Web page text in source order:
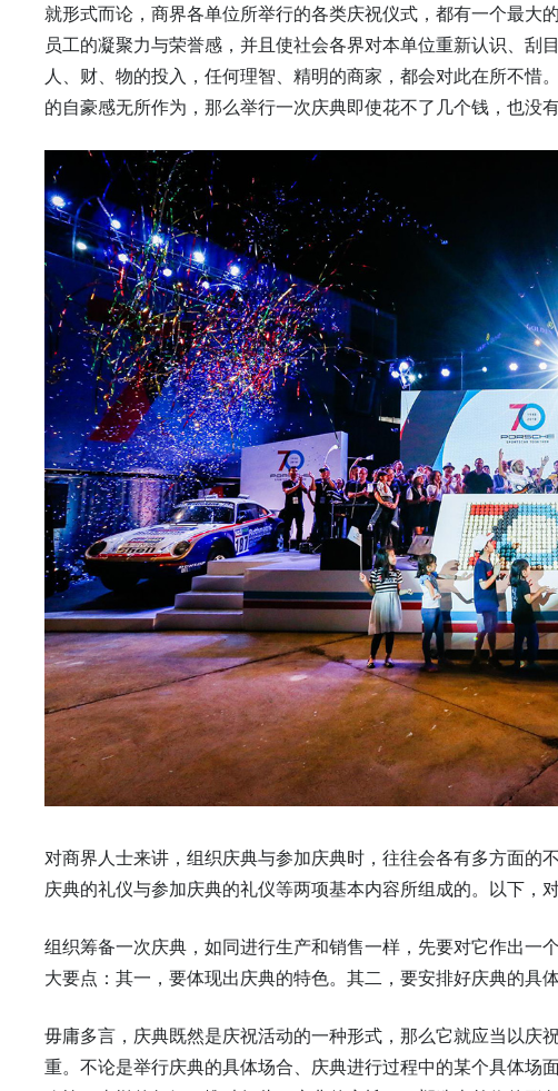
就形式而论，商界各单位所举行的各类庆祝仪式，都有一个最大
员工的凝聚力与荣誉感，并且使社会各界对本单位重新认识、
人、财、物的投入，任何理智、精明的商家，都会对此在所不惜
的自豪感无所作为，那么举行一次庆典即使花不了几个钱，也没
对商界人士来讲，组织庆典与参加庆典时，往往会各有多方面的
庆典的礼仪与参加庆典的礼仪等两项基本内容所组成的。以下，
组织筹备一次庆典，如同进行生产和销售一样，先要对它作出一
大要点：其一，要体现出庆典的特色。其二，要安排好庆典的具体
毋庸多言，庆典既然是庆祝活动的一种形式，那么它就应当以庆
重。不论是举行庆典的具体场合、庆典进行过程中的某个具体场